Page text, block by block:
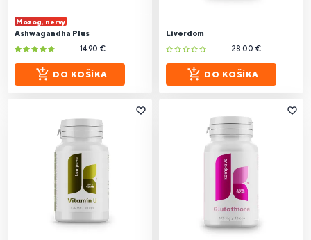
Mozog, nervy
Ashwagandha Plus
14.90 €
DO KOŠÍKA
Liverdom
28.00 €
DO KOŠÍKA